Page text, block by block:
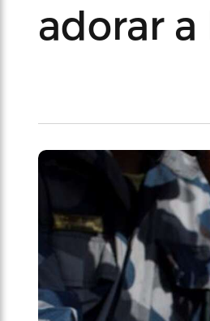
adorar a